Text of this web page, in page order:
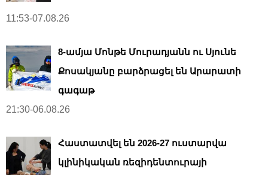
11:53-07.08.26
8-ամյա Մոնթե Մուրադյանն ու Սյունե
Քոսակյանը բարձրացել են Արարատի
գագաթ
21:30-06.08.26
Հաստատվել են 2026-27 ուստարվա
կլինիկական ռեզիդենտուրայի